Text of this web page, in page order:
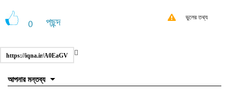
0 পছন্দ ভুলের তথ্য
https://iqna.ir/A0EaGV
আপনার মন্তব্য